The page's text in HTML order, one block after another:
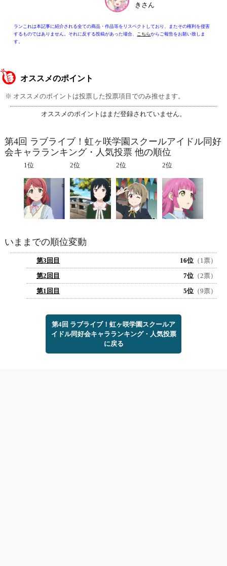
きさん
ランこれは本記事に紹介される全ての商品・作品等をリスペクトしており、またその権利を侵害
するものではありません。それに反する投稿があった場合、
こちらからご報告をお願い致しま
す。
オススメのポイント
※ オススメのポイントは投票した投票項目でのみ推せます。
オススメのポイントはまだ登録されていません。
第4回 ラブライブ！虹ヶ咲学園スクールアイドル同好
会キャラランキング・人気投票 他の順位
1位 2位 2位 2位
いままでの順位変動
第3回目 16位 （1票）
第2回目
7位 （2票）
第1回目
5位 （9票）
第4回 ラブライブ！虹ヶ咲学園スクールア
イドル同好会キャラランキング・人気投票
に戻る